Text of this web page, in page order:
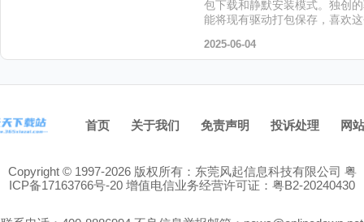
包下载和静默安装模式。独创
能将现有驱动打包保存，喜欢
2025-06-04
首页 关于我们 免责声明 投诉处理 网
Copyright © 1997-2026 版权所有：东莞风起信息科技有限公司 粤
ICP备17163766号-20 增值电信业务经营许可证：粤B2-20240430